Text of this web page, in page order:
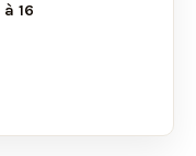
à 16